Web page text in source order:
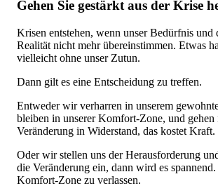
Gehen Sie gestärkt aus der Krise
Krisen entstehen, wenn unser Bedürfnis und
Realität nicht mehr übereinstimmen. Etwas
vielleicht ohne unser Zutun.
Dann gilt es eine Entscheidung zu treffen.
Entweder wir verharren in unserem
bleiben in unserer Komfort-Zone, und gehen
Veränderung in Widerstand, das kostet Kraft.
Oder wir stellen uns der Herausforderung
die Veränderung ein, dann wird es
Komfort-Zone zu verlassen.